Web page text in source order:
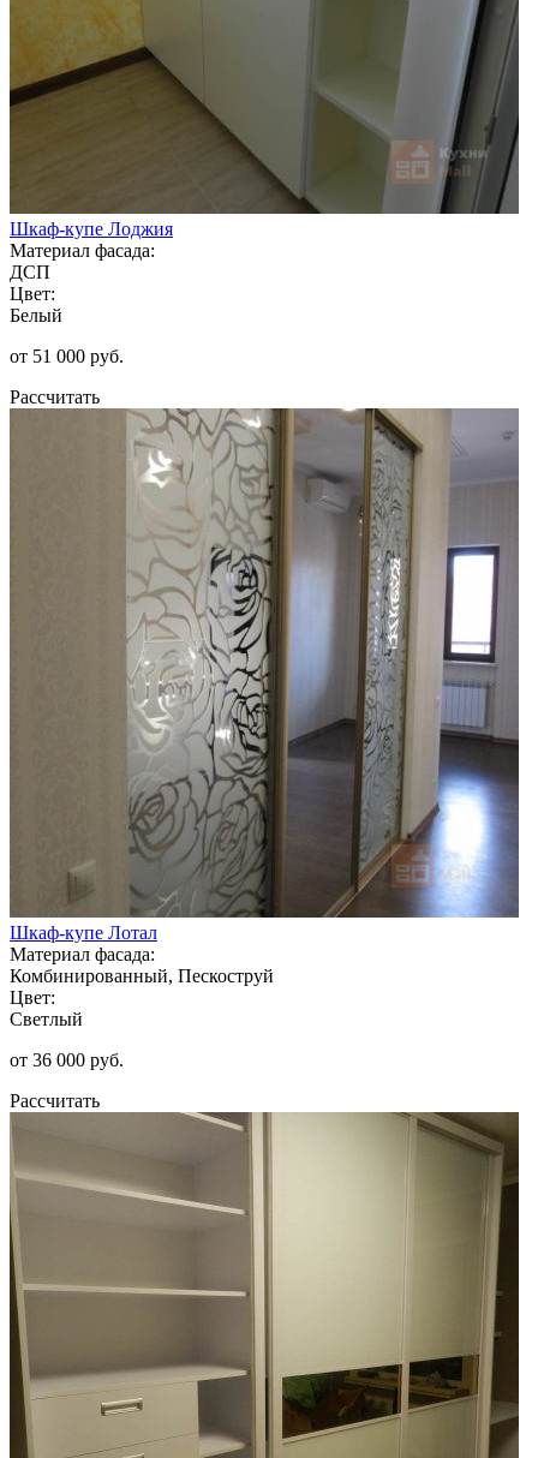
Шкаф-купе Лоджия
Материал фасада:
ДСП
Цвет:
Белый
от 51 000 руб.
Рассчитать
Шкаф-купе Лотал
Материал фасада:
Комбинированный, Пескоструй
Цвет:
Светлый
от 36 000 руб.
Рассчитать